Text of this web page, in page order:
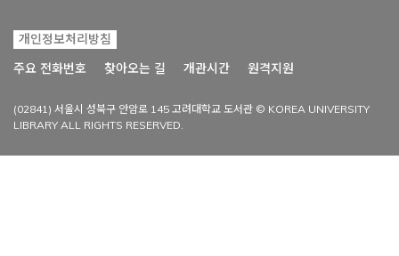
개인정보처리방침
주요 전화번호
찾아오는 길 개관시간 원격지원
(02841) 서울시 성북구 안암로 145 고려대학교 도서관 © KOREA UNIVERSITY
LIBRARY ALL RIGHTS RESERVED.